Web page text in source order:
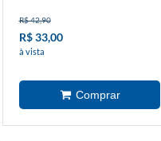
R$ 42,90
R$ 33,00
à vista